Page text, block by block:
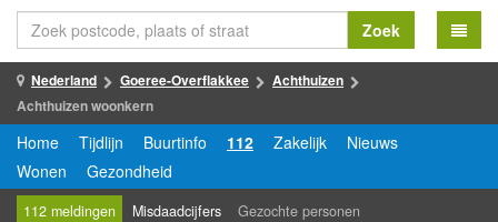
Zoek
Nederland Goeree-Overflakkee
Achthuizen
Achthuizen woonkern
Home Tijdlijn Buurtinfo 112 Zakelijk
Nieuws
Wonen
Gezondheid
112 meldingen Misdaadcijfers Gezochte personen